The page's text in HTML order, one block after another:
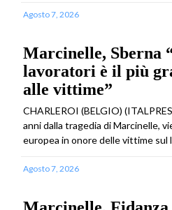
Agosto 7, 2026
Marcinelle, Sberna
lavoratori è il più
alle vittime”
CHARLEROI (BELGIO)
anni dalla tragedia di Marcinelle,
europea in onore delle vittime sul
Agosto 7, 2026